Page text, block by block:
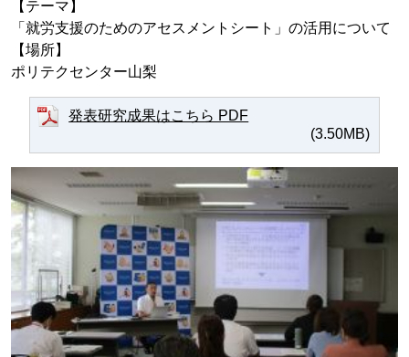
【テーマ】
「就労支援のためのアセスメントシート」の活用について
【場所】
ポリテクセンター山梨
発表研究成果はこちら PDF
(3.50MB)